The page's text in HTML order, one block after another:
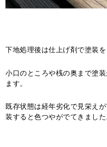
下地処理後は仕上げ剤で塗装を
小口のところや桟の奥まで塗
ます。
既存状態は経年劣化で見栄え
装すると色つやがでてきました